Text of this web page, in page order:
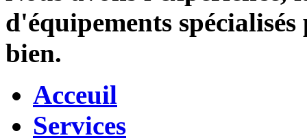
d'équipements
bien.
Acceuil
Services